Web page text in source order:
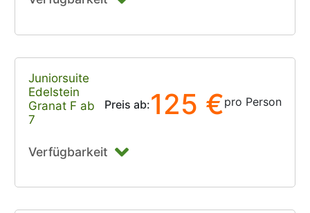
Juniorsuite
Edelstein
Granat F ab
7
Preis ab:125 €pro Person
Verfügbarkeit